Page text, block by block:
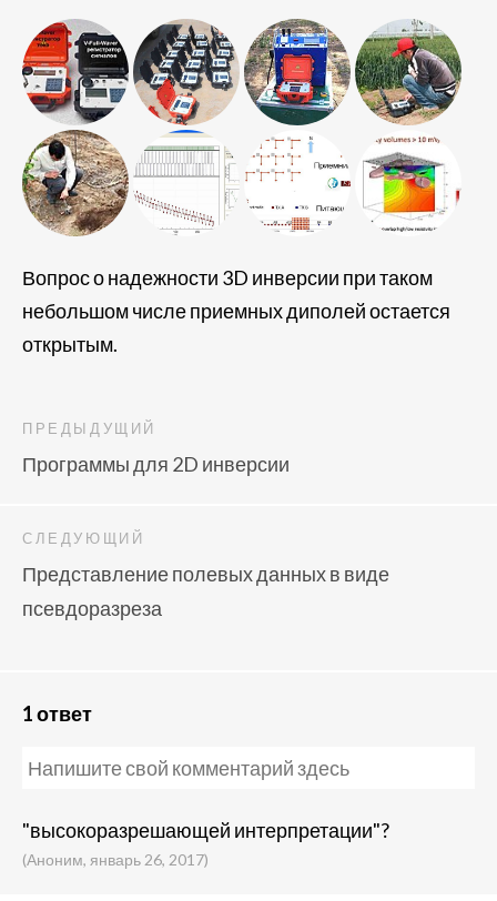
Вопрос о надежности 3D инверсии при таком
небольшом числе приемных диполей остается
открытым.
ПРЕДЫДУЩИЙ
Программы для 2D инверсии
СЛЕДУЮЩИЙ
Представление полевых данных в виде
псевдоразреза
1 ответ
"высокоразрешающей интерпретации"?
(Аноним, январь 26, 2017)